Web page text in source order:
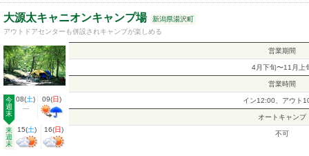
大源太キャニオンキャンプ場
新潟県湯沢町
アウトドアセンターも併設されキャンプが楽しめる
今
週
末
08(土)
---
09(日)
来
週
末
15(土) 16(日)
営業期間
4月下旬〜11月上
営業時間
イン12:00、アウト
オートキャンプ
不可